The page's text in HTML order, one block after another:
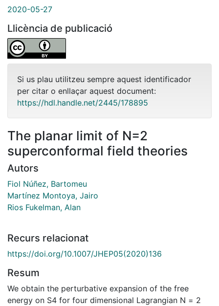
2020-05-27
Llicència de publicació
Si us plau utilitzeu sempre aquest identificador
per citar o enllaçar aquest document:
https://hdl.handle.net/2445/178895
The planar limit of N=2
superconformal field theories
Autors
Fiol Núñez, Bartomeu
Martínez Montoya, Jairo
Rios Fukelman, Alan
Recurs relacionat
https://doi.org/10.1007/JHEP05(2020)136
Resum
We obtain the perturbative expansion of the free
energy on S4 for four dimensional Lagrangian N = 2